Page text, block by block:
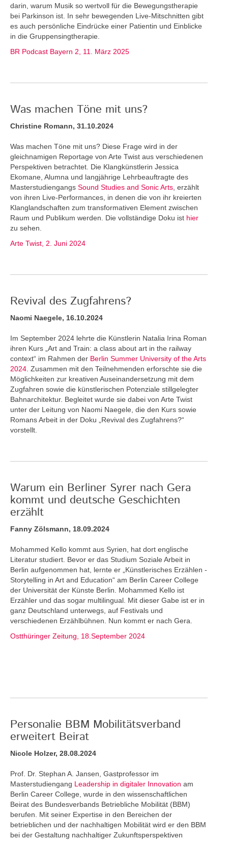
darin, warum Musik so wertvoll für die Bewegungstherapie
bei Parkinson ist. In sehr bewegenden Live-Mitschnitten gibt
es auch persönliche Eindrücke einer Patientin und Einblicke
in die Gruppensingtherapie.
BR Podcast Bayern 2, 11. März 2025
Was machen Töne mit uns?
Christine Romann, 31.10.2024
Was machen Töne mit uns? Diese Frage wird in der
gleichnamigen Reportage von Arte Twist aus verschiedenen
Perspektiven betrachtet. Die Klangkünstlerin Jessica
Ekomane, Alumna und langjährige Lehrbeauftragte des
Masterstudiengangs Sound Studies and Sonic Arts , erzählt
von ihren Live-Performances, in denen die von ihr kreierten
Klanglandschaften zum transformativen Element zwischen
Raum und Publikum werden. Die vollständige Doku ist hier
zu sehen.
Arte Twist, 2. Juni 2024
Revival des Zugfahrens?
Naomi Naegele, 16.10.2024
Im September 2024 lehrte die Künstlerin Natalia Irina Roman
ihren Kurs „Art and Train: a class about art in the railway
context“ im Rahmen der Berlin Summer University of the Arts
2024 . Zusammen mit den Teilnehmenden erforschte sie die
Möglichkeiten zur kreativen Auseinandersetzung mit dem
Zugfahren sowie die künstlerischen Potenziale stillgelegter
Bahnarchitektur. Begleitet wurde sie dabei von Arte Twist
unter der Leitung von Naomi Naegele, die den Kurs sowie
Romans Arbeit in der Doku „Revival des Zugfahrens?“
vorstellt.
Warum ein Berliner Syrer nach Gera
kommt und deutsche Geschichten
erzählt
Fanny Zölsmann, 18.09.2024
Mohammed Kello kommt aus Syrien, hat dort englische
Literatur studiert. Bevor er das Studium Soziale Arbeit in
Berlin aufgenommen hat, lernte er „Künstlerisches Erzählen -
Storytelling in Art and Education“ am Berlin Career College
der Universität der Künste Berlin. Mohammed Kello ist
Erzähler und das sogar multilingual. Mit dieser Gabe ist er in
ganz Deutschland unterwegs, auf Festivals und
verschiedenen Erzählbühnen. Nun kommt er nach Gera.
Ostthüringer Zeitung, 18.September 2024
Personalie BBM Mobilitätsverband
erweitert Beirat
Nicole Holzer, 28.08.2024
Prof. Dr. Stephan A. Jansen, Gastprofessor im
Masterstudiengang Leadership in digitaler Innovation am
Berlin Career College, wurde in den wissenschaftlichen
Beirat des Bundesverbands Betriebliche Mobilität (BBM)
berufen. Mit seiner Expertise in den Bereichen der
betrieblichen und der nachhaltigen Mobilität wird er den BBM
bei der Gestaltung nachhaltiger Zukunftsperspektiven